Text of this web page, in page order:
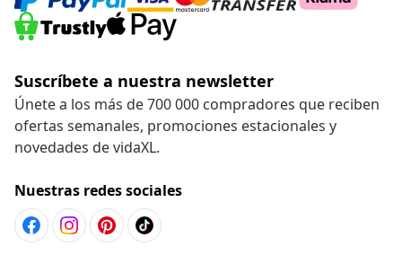
Suscríbete a nuestra newsletter
Únete a los más de 700 000 compradores que reciben
ofertas semanales, promociones estacionales y
novedades de vidaXL.
Nuestras redes sociales